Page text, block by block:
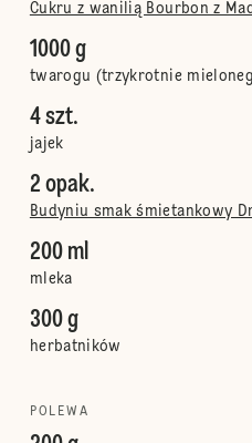
Cukru z wanilią Bourbon z
1000 g
twarogu (trzykrotnie
4 szt.
jajek
2 opak.
Budyniu smak śmietankowy
200 ml
mleka
300 g
herbatników
POLEWA